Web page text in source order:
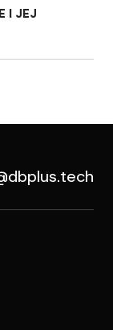
I JEJ